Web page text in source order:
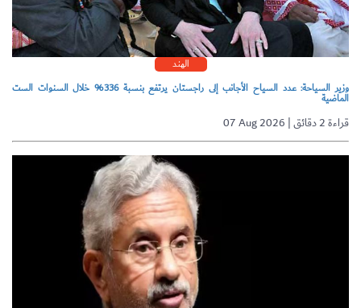
الهند
وزير السياحة: عدد السياح الأجانب إلى راجستان يرتفع بنسبة 336% خلال السنوات الست
الماضية
07 Aug 2026 | قراءة 2 دقائق